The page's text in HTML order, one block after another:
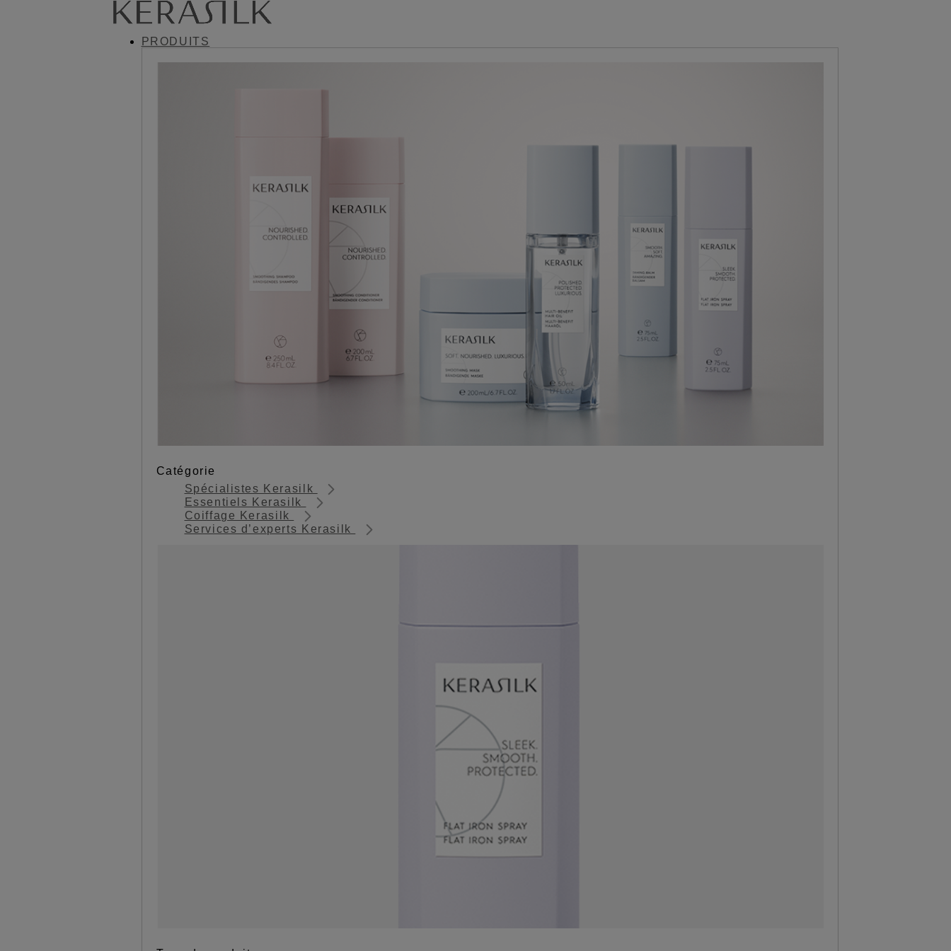
PRODUITS
Catégorie
Spécialistes Kerasilk
Essentiels Kerasilk
Coiffage Kerasilk
Services d’experts Kerasilk